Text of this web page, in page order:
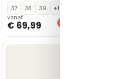
37 38 39
+1
vanaf
€ 69,99